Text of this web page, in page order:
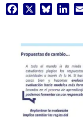
Facebook Bluesky